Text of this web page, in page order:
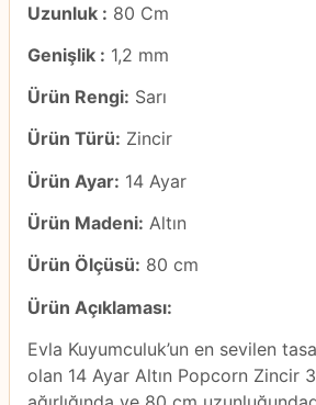
Uzunluk : 80 Cm
Genişlik : 1,2 mm
Ürün Rengi: Sarı
Ürün Türü: Zincir
Ürün Ayar: 14 Ayar
Ürün Madeni: Altın
Ürün Ölçüsü: 80 cm
Ürün Açıklaması:
Evla Kuyumculuk’un en sevilen
olan 14 Ayar Altın Popcorn Zincir